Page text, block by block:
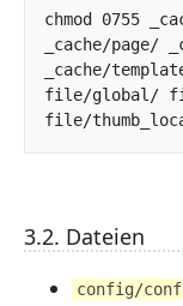
chmod 0755
_cache/page/
_cache/
file/global/
3.2. Dateien
config/